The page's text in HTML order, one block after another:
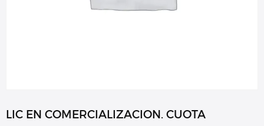
LIC EN COMERCIALIZACION. CUOTA